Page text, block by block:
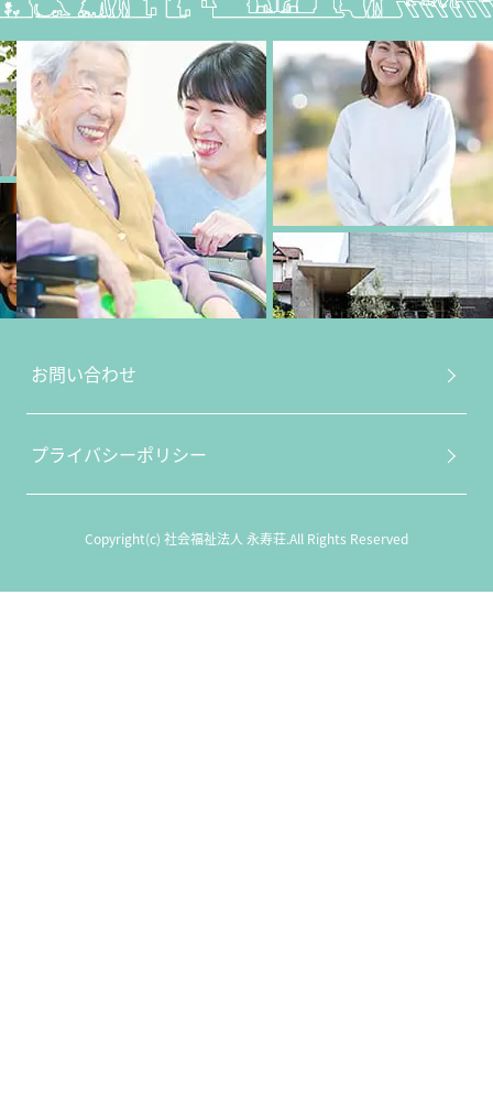
お問い合わせ
プライバシーポリシー
Copyright(c) 社会福祉法人 永寿荘.All Rights Reserved